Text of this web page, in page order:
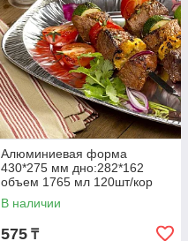
Алюминиевая форма
430*275 мм дно:282*162
объем 1765 мл 120шт/кор
В наличии
575 ₸